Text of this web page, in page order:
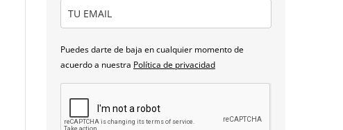
Puedes darte de baja en cualquier momento de
acuerdo a nuestra Política de privacidad